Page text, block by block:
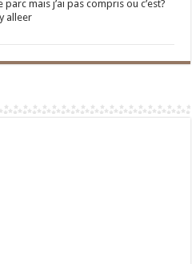
mais j’ai pas compris ou c’est?
alleer